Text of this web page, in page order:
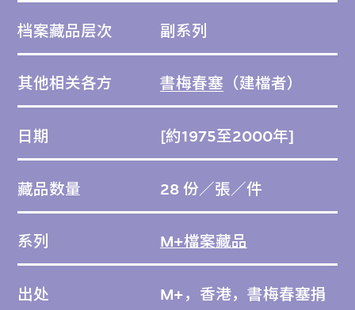
档案藏品层次 副系列
其他相关各方 書梅春塞 （建檔者）
日期 [約1975至2000年]
藏品数量 28 份／張／件
系列 M+檔案藏品
出处
M+，香港，書梅春塞捐